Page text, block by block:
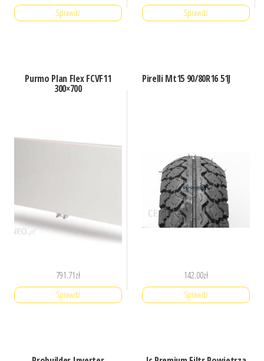
Sprawdź Sprawdź
Purmo Plan Flex FCVF11
300×700
791.71zł
Sprawdź
Pirelli Mt15 90/80R16 51J
142.00zł
Sprawdź